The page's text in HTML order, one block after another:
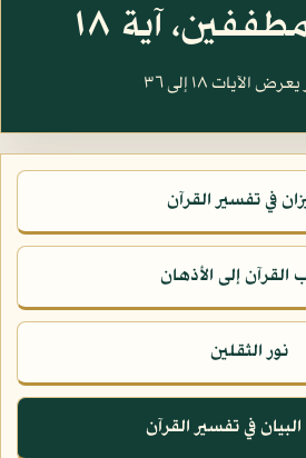
آية ١٨
الآيات ١٨ إلى ٣٦
في تفسير القرآن
القرآن إلى الأذهان
نور الثقلين
في تفسير القرآن